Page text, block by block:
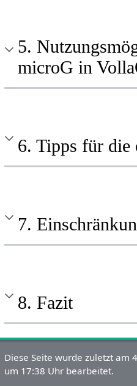
5.
microG in
6. Tipps für die
7.
8. Fazit
Diese Seite wurde zuletzt am
um 17:38 Uhr bearbeitet.